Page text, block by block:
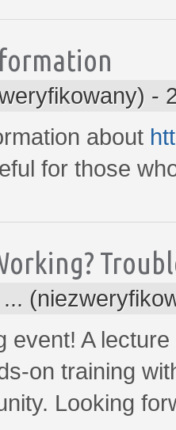
-
about
for those
event! A
on training
Looking